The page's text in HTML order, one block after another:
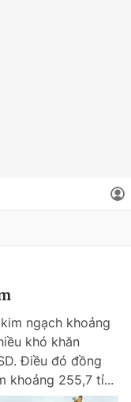
ngạch khoảng
khó khăn
Điều đó đồng
khoảng 255,7 tỉ...